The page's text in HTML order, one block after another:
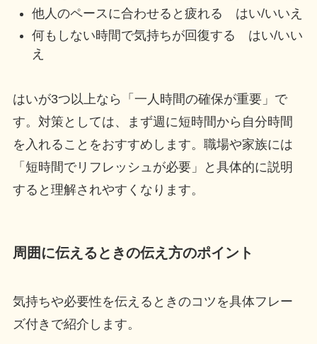
他人のペースに合わせると疲れる はい/いいえ
何もしない時間で気持ちが回復する はい/いい
え
はいが3つ以上なら「一人時間の確保が重要」で
す。対策としては、まず週に短時間から自分時間
を入れることをおすすめします。職場や家族には
「短時間でリフレッシュが必要」と具体的に説明
すると理解されやすくなります。
周囲に伝えるときの伝え方のポイント
気持ちや必要性を伝えるときのコツを具体フレー
ズ付きで紹介します。